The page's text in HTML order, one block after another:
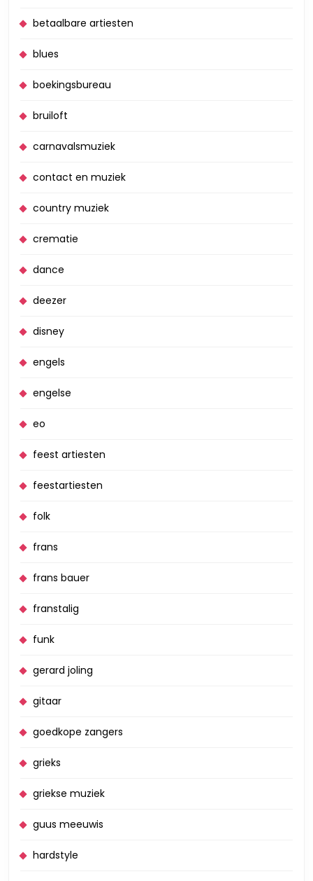
betaalbare artiesten
blues
boekingsbureau
bruiloft
carnavalsmuziek
contact en muziek
country muziek
crematie
dance
deezer
disney
engels
engelse
eo
feest artiesten
feestartiesten
folk
frans
frans bauer
franstalig
funk
gerard joling
gitaar
goedkope zangers
grieks
griekse muziek
guus meeuwis
hardstyle